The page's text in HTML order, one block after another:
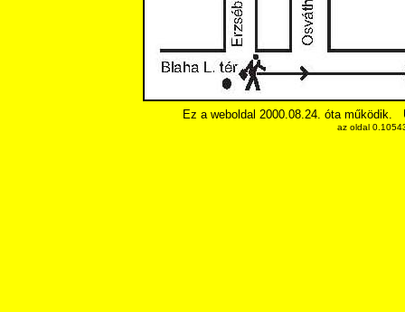
Ez a weboldal 2000.08.24. óta működik.
az oldal